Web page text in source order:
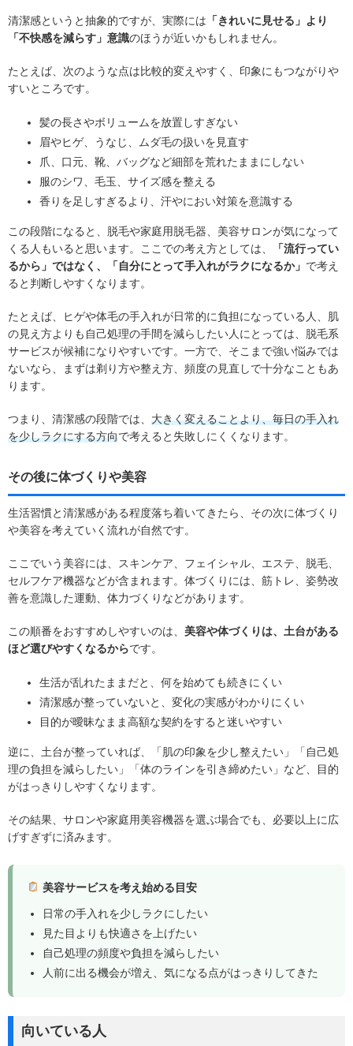
清潔感というと抽象的ですが、実際には 「きれいに見せる」より
「不快感を減らす」意識のほうが近いかもしれません。
たとえば、次のような点は比較的変えやすく、印象にもつながりや
すいところです。
髪の長さやボリュームを放置しすぎない
眉やヒゲ、うなじ、ムダ毛の扱いを見直す
爪、口元、靴、バッグなど細部を荒れたままにしない
服のシワ、毛玉、サイズ感を整える
香りを足しすぎるより、汗やにおい対策を意識する
この段階になると、脱毛や家庭用脱毛器、美容サロンが気になって
くる人もいると思います。ここでの考え方としては、
「流行ってい
るから」ではなく、「自分にとって手入れがラクになるか」 で考え
ると判断しやすくなります。
たとえば、ヒゲや体毛の手入れが日常的に負担になっている人、肌
の見え方よりも自己処理の手間を減らしたい人にとっては、脱毛系
サービスが候補になりやすいです。一方で、そこまで強い悩みでは
ないなら、まずは剃り方や整え方、頻度の見直しで十分なこともあ
ります。
つまり、清潔感の段階では、 大きく変えることより、毎日の手入れ
を少しラクにする方向で考えると失敗しにくくなります。
その後に体づくりや美容
生活習慣と清潔感がある程度落ち着いてきたら、その次に体づくり
や美容を考えていく流れが自然です。
ここでいう美容には、スキンケア、フェイシャル、エステ、脱毛、
セルフケア機器などが含まれます。体づくりには、筋トレ、姿勢改
善を意識した運動、体力づくりなどがあります。
この順番をおすすめしやすいのは、 美容や体づくりは、土台がある
ほど選びやすくなるからです。
生活が乱れたままだと、何を始めても続きにくい
清潔感が整っていないと、変化の実感がわかりにくい
目的が曖昧なまま高額な契約をすると迷いやすい
逆に、土台が整っていれば、「肌の印象を少し整えたい」「自己処
理の負担を減らしたい」「体のラインを引き締めたい」など、目的
がはっきりしやすくなります。
その結果、サロンや家庭用美容機器を選ぶ場合でも、必要以上に広
げすぎずに済みます。
美容サービスを考え始める目安
日常の手入れを少しラクにしたい
見た目よりも快適さを上げたい
自己処理の頻度や負担を減らしたい
人前に出る機会が増え、気になる点がはっきりしてきた
向いている人